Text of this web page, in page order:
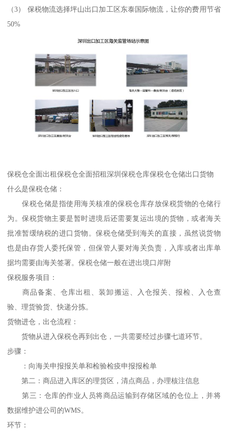
（3） 保税物流选择坪山出口加工区东泰国际物流，让你的费用节省
50%
保税仓全面出租保税仓全面招租深圳保税仓库保税仓仓储出口货物
什么是保税仓储：
保税仓储是指使用海关核准的保税仓库存放保税货物的仓储行
为。保税货物主要是暂时进境后还需要复运出境的货物，或者海关
批准暂缓纳税的进口货物。保税仓储受到海关的直接，虽然说货物
也是由存货人委托保管，但保管人要对海关负责，入库或者出库单
据均需要由海关签署。保税仓储一般在进出境口岸附
保税服务项目：
商品备案、仓库出租、装卸搬运、入仓报关、报检、入仓查
验、理货验货、快递分拣。
货物进仓，出仓流程：
货物从进入保税仓再到出仓，一共需要经过步骤七道环节。
步骤：
：向海关申报报关单和检验检疫申报报检单
第二：商品进入库区的理货区，清点商品，办理核注信息
第三：仓库的作业人员将商品运输到存储区域的仓位上，并将
数据维护进公司的WMS。
环节：